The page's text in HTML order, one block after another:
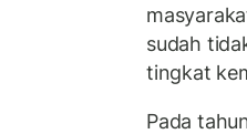
sudah
tingkat
Pada